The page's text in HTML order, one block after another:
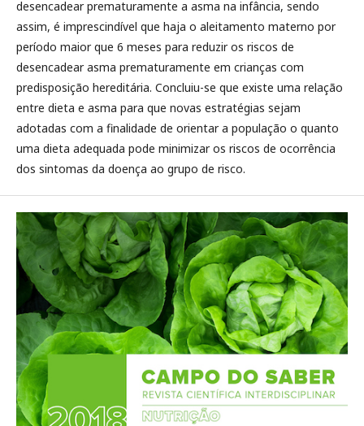
desencadear prematuramente a asma na infância, sendo
assim, é imprescindível que haja o aleitamento materno por
período maior que 6 meses para reduzir os riscos de
desencadear asma prematuramente em crianças com
predisposição hereditária. Concluiu-se que existe uma relação
entre dieta e asma para que novas estratégias sejam
adotadas com a finalidade de orientar a população o quanto
uma dieta adequada pode minimizar os riscos de ocorrência
dos sintomas da doença ao grupo de risco.